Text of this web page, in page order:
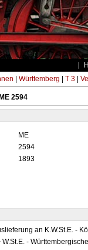
Württemberg T 3|
2594
ME
2594
1893
an K.W.St.E. -
W.St.E. -